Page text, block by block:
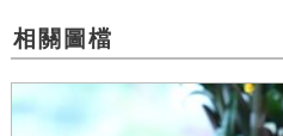
相關圖檔